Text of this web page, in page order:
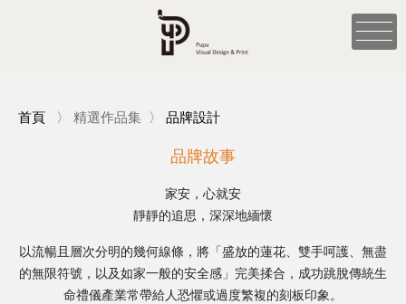
首頁 〉 精選作品集 〉 品牌設計
品牌故事
家安，心就安
靜靜的追思，深深地緬懷
以流暢且層次分明的幾何線條，將「盛放的蓮花、雙手呵護、無盡
的無限符號，以及如家一般的安全感」完美揉合，成功跳脫傳統生
命禮儀產業常帶給人恐懼或過度繁複的刻板印象。